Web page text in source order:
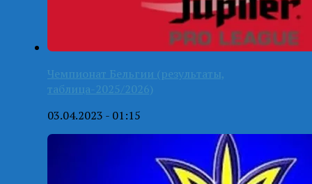
Чемпионат Бельгии (результаты,
таблица-2025/2026)
03.04.2023 - 01:15